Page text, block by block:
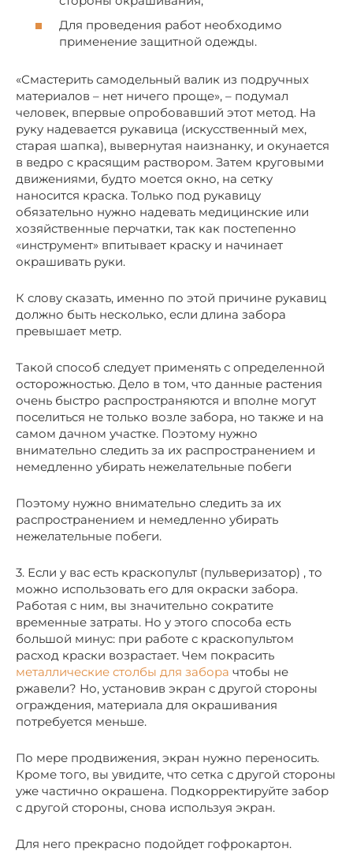
Для проведения работ необходимо
применение защитной одежды.
«Смастерить самодельный валик из подручных
материалов – нет ничего проще», – подумал
человек, впервые опробовавший этот метод. На
руку надевается рукавица (искусственный мех,
старая шапка), вывернутая наизнанку, и окунается
в ведро с красящим раствором. Затем круговыми
движениями, будто моется окно, на сетку
наносится краска. Только под рукавицу
обязательно нужно надевать медицинские или
хозяйственные перчатки, так как постепенно
«инструмент» впитывает краску и начинает
окрашивать руки.
К слову сказать, именно по этой причине рукавиц
должно быть несколько, если длина забора
превышает метр.
Такой способ следует применять с определенной
осторожностью. Дело в том, что данные растения
очень быстро распространяются и вполне могут
поселиться не только возле забора, но также и на
самом дачном участке. Поэтому нужно
внимательно следить за их распространением и
немедленно убирать нежелательные побеги
Поэтому нужно внимательно следить за их
распространением и немедленно убирать
нежелательные побеги.
3. Если у вас есть краскопульт (пульверизатор) , то
можно использовать его для окраски забора.
Работая с ним, вы значительно сократите
временные затраты. Но у этого способа есть
большой минус: при работе с краскопультом
расход краски возрастает. Чем покрасить
металлические столбы для забора чтобы не
ржавели? Но, установив экран с другой стороны
ограждения, материала для окрашивания
потребуется меньше.
По мере продвижения, экран нужно переносить.
Кроме того, вы увидите, что сетка с другой стороны
уже частично окрашена. Подкорректируйте забор
с другой стороны, снова используя экран.
Для него прекрасно подойдет гофрокартон.